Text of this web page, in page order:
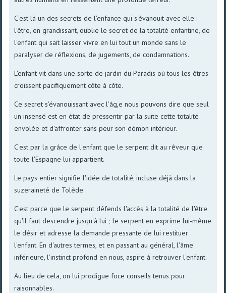
C'est là un des secrets de l'enfance qui s'évanouit avec elle :
l'être, en grandissant, oublie le secret de la totalité enfantine, de
l'enfant qui sait laisser vivre en lui tout un monde sans le
paralyser de réflexions, de jugements, de condamnations.
L'enfant vit dans une sorte de jardin du Paradis où tous les êtres
croissent pacifiquement côte à côte.
Ce secret s'évanouissant avec l'âg,e nous pouvons dire que seul
un insensé est en état de pressentir par la suite cette totalité
envolée et d'affronter sans peur son démon intérieur.
C'est par la grâce de l'enfant que le serpent dit au rêveur que
toute l'Espagne lui appartient.
Le pays entier signifie l'idée de totalité, incluse déjà dans la
suzeraineté de Tolède.
C'est parce que le serpent défends l'accès à la totalité de l'être
qu'il faut descendre jusqu'à lui ; le serpent en exprime lui-même
le désir et adresse la demande pressante de lui restituer
l'enfant. En d'autres termes, et en passant au général, l'âme
inférieure, l'instinct profond en nous, aspire à retrouver l'enfant.
Au lieu de cela, on lui prodigue foce conseils tenus pour
raisonnables.